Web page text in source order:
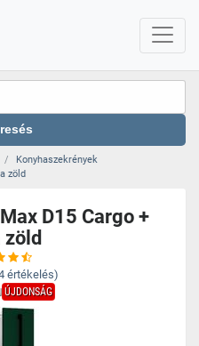
Konyhaszekrények
zöld
D15 Cargo +
zöld
értékelés)
ÚJDONSÁG